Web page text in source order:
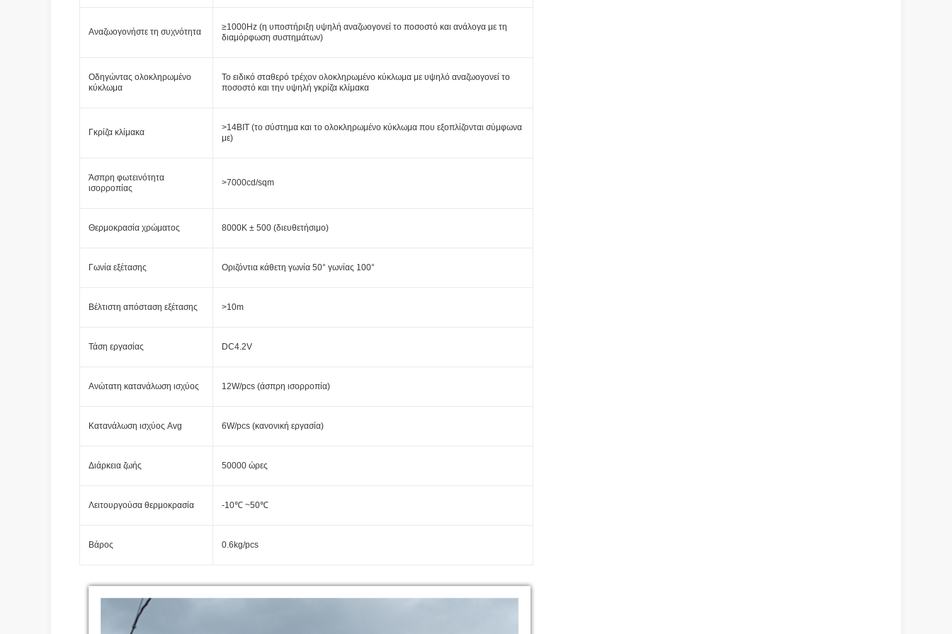
Αναζωογονήστε τη συχνότητα
≥1000Hz (η υποστήριξη υψηλή αναζωογονεί το ποσοστό και ανάλογα με τη
διαμόρφωση συστημάτων)
Οδηγώντας ολοκληρωμένο
κύκλωμα
Το ειδικό σταθερό τρέχον ολοκληρωμένο κύκλωμα με υψηλό αναζωογονεί το
ποσοστό και την υψηλή γκρίζα κλίμακα
Γκρίζα κλίμακα
>14BIT (το σύστημα και το ολοκληρωμένο κύκλωμα που εξοπλίζονται σύμφωνα
με)
Άσπρη φωτεινότητα
ισορροπίας
>7000cd/sqm
Θερμοκρασία χρώματος 8000K ± 500 (διευθετήσιμο)
Γωνία εξέτασης Οριζόντια κάθετη γωνία 50° γωνίας 100°
Βέλτιστη απόσταση εξέτασης >10m
Τάση εργασίας DC4.2V
Ανώτατη κατανάλωση ισχύος 12W/pcs (άσπρη ισορροπία)
Κατανάλωση ισχύος Avg 6W/pcs (κανονική εργασία)
Διάρκεια ζωής 50000 ώρες
Λειτουργούσα θερμοκρασία -10℃ ~50℃
Βάρος 0.6kg/pcs